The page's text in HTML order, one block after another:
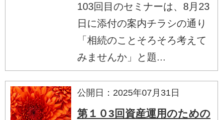
103回目のセミナーは、8月23
日に添付の案内チラシの通り
「相続のことそろそろ考えて
みませんか」と題...
公開日：2025年07月31日
第１０3回資産運用のための